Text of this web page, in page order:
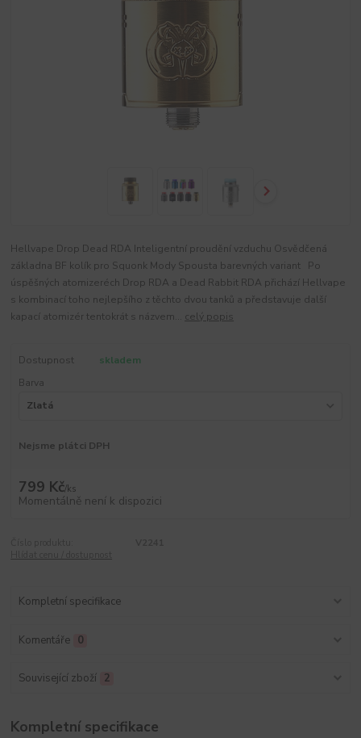
Hellvape Drop Dead RDA Inteligentní proudění vzduchu Osvědčená
základna BF kolík pro Squonk Mody Spousta barevných variant Po
úspěšných atomizeréch Drop RDA a Dead Rabbit RDA přichází Hellvape
s kombinací toho nejlepšího z těchto dvou tanků a představuje další
kapací atomizér tentokrát s názvem... celý popis
Dostupnost
skladem
Barva
Nejsme plátci DPH
799 Kč/ks
Momentálně není k dispozici
Kompletní specifikace
Komentáře 0
Související zboží 2
Kompletní specifikace